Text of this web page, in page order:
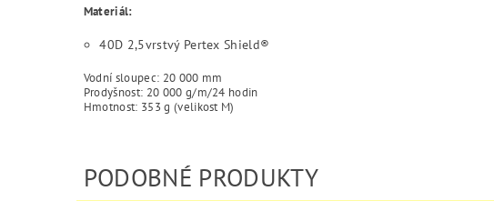
Materiál:
40D 2,5vrstvý Pertex Shield®
Vodní sloupec: 20 000 mm
Prodyšnost: 20 000 g/m/24 hodin
Hmotnost: 353 g (velikost M)
PODOBNÉ PRODUKTY